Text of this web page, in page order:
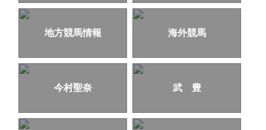
地方競馬情報 海外競馬
今村聖奈 武 豊